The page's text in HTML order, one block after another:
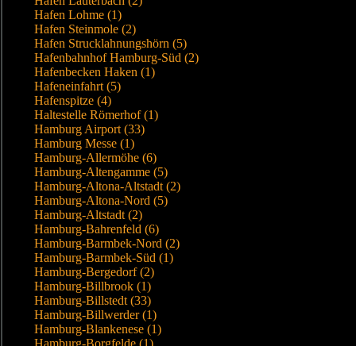
Hafen Lohme (1)
Hafen Steinmole (2)
Hafen Strucklahnungshörn (5)
Hafenbahnhof Hamburg-Süd (2)
Hafenbecken Haken (1)
Hafeneinfahrt (5)
Hafenspitze (4)
Haltestelle Römerhof (1)
Hamburg Airport (33)
Hamburg Messe (1)
Hamburg-Allermöhe (6)
Hamburg-Altengamme (5)
Hamburg-Altona-Altstadt (2)
Hamburg-Altona-Nord (5)
Hamburg-Altstadt (2)
Hamburg-Bahrenfeld (6)
Hamburg-Barmbek-Nord (2)
Hamburg-Barmbek-Süd (1)
Hamburg-Bergedorf (2)
Hamburg-Billbrook (1)
Hamburg-Billstedt (33)
Hamburg-Billwerder (1)
Hamburg-Blankenese (1)
Hamburg-Borgfelde (1)